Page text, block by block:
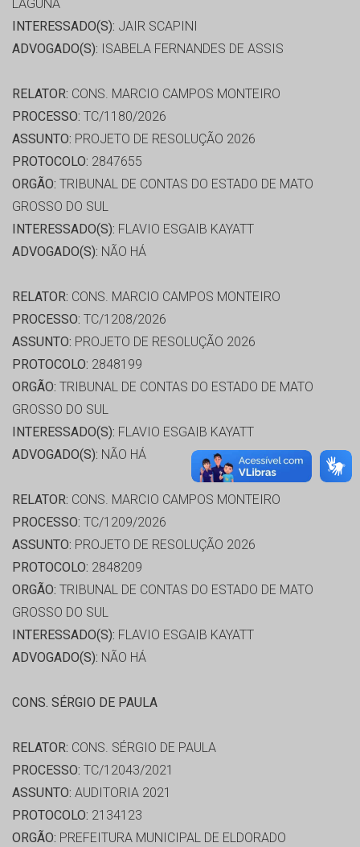
LAGUNA
INTERESSADO(S): JAIR SCAPINI
ADVOGADO(S): ISABELA FERNANDES DE ASSIS
RELATOR: CONS. MARCIO CAMPOS MONTEIRO
PROCESSO: TC/1180/2026
ASSUNTO: PROJETO DE RESOLUÇÃO 2026
PROTOCOLO: 2847655
ORGÃO: TRIBUNAL DE CONTAS DO ESTADO DE MATO
GROSSO DO SUL
INTERESSADO(S): FLAVIO ESGAIB KAYATT
ADVOGADO(S): NÃO HÁ
RELATOR: CONS. MARCIO CAMPOS MONTEIRO
PROCESSO: TC/1208/2026
ASSUNTO: PROJETO DE RESOLUÇÃO 2026
PROTOCOLO: 2848199
ORGÃO: TRIBUNAL DE CONTAS DO ESTADO DE MATO
GROSSO DO SUL
INTERESSADO(S): FLAVIO ESGAIB KAYATT
ADVOGADO(S): NÃO HÁ
RELATOR: CONS. MARCIO CAMPOS MONTEIRO
PROCESSO: TC/1209/2026
ASSUNTO: PROJETO DE RESOLUÇÃO 2026
PROTOCOLO: 2848209
ORGÃO: TRIBUNAL DE CONTAS DO ESTADO DE MATO
GROSSO DO SUL
INTERESSADO(S): FLAVIO ESGAIB KAYATT
ADVOGADO(S): NÃO HÁ
CONS. SÉRGIO DE PAULA
RELATOR: CONS. SÉRGIO DE PAULA
PROCESSO: TC/12043/2021
ASSUNTO: AUDITORIA 2021
PROTOCOLO: 2134123
ORGÃO: PREFEITURA MUNICIPAL DE ELDORADO